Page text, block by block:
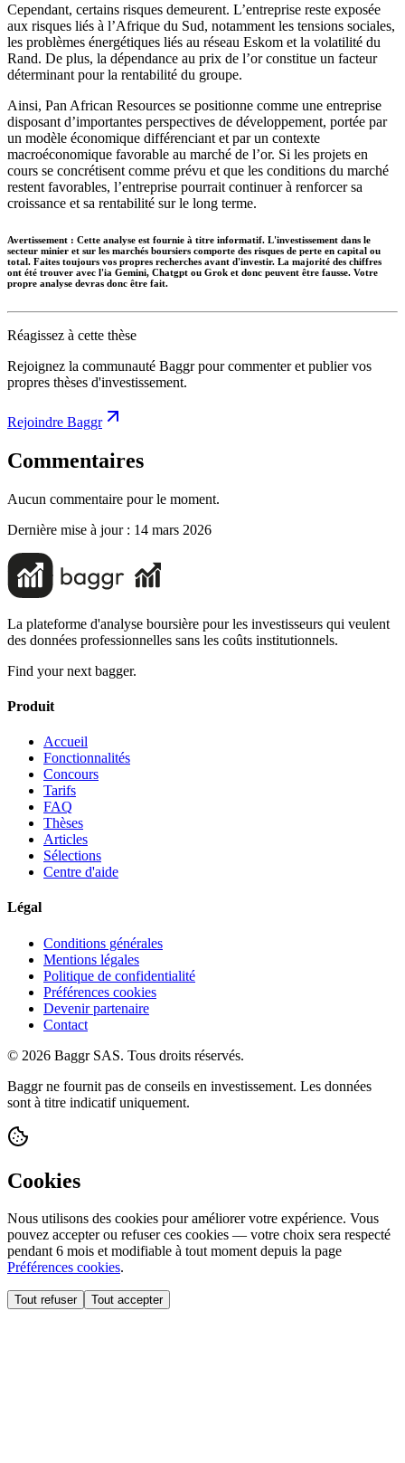
Cependant, certains risques demeurent. L’entreprise reste exposée
aux risques liés à l’Afrique du Sud, notamment les tensions sociales,
les problèmes énergétiques liés au réseau Eskom et la volatilité du
Rand. De plus, la dépendance au prix de l’or constitue un facteur
déterminant pour la rentabilité du groupe.
Ainsi, Pan African Resources se positionne comme une entreprise
disposant d’importantes perspectives de développement, portée par
un modèle économique différenciant et par un contexte
macroéconomique favorable au marché de l’or. Si les projets en
cours se concrétisent comme prévu et que les conditions du marché
restent favorables, l’entreprise pourrait continuer à renforcer sa
croissance et sa rentabilité sur le long terme.
Avertissement : Cette analyse est fournie à titre informatif. L'investissement dans le
secteur minier et sur les marchés boursiers comporte des risques de perte en capital ou
total. Faites toujours vos propres recherches avant d'investir. La majorité des chiffres
ont été trouver avec l'ia Gemini, Chatgpt ou Grok et donc peuvent être fausse. Votre
propre analyse devras donc être fait.
Réagissez à cette thèse
Rejoignez la communauté Baggr pour commenter et publier vos
propres thèses d'investissement.
Rejoindre Baggr
Commentaires
Aucun commentaire pour le moment.
Dernière mise à jour : 14 mars 2026
La plateforme d'analyse boursière pour les investisseurs qui veulent
des données professionnelles sans les coûts institutionnels.
Find your next bagger.
Produit
Accueil
Fonctionnalités
Concours
Tarifs
FAQ
Thèses
Articles
Sélections
Centre d'aide
Légal
Conditions générales
Mentions légales
Politique de confidentialité
Préférences cookies
Devenir partenaire
Contact
© 2026 Baggr SAS. Tous droits réservés.
Baggr ne fournit pas de conseils en investissement. Les données
sont à titre indicatif uniquement.
Cookies
Nous utilisons des cookies pour améliorer votre expérience. Vous
pouvez accepter ou refuser ces cookies — votre choix sera respecté
pendant 6 mois et modifiable à tout moment depuis la page
Préférences cookies.
Tout refuser Tout accepter